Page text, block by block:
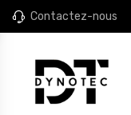
Contactez-nous